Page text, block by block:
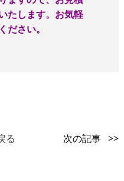
たします。お気軽
ださい。
る 次の記事 >>